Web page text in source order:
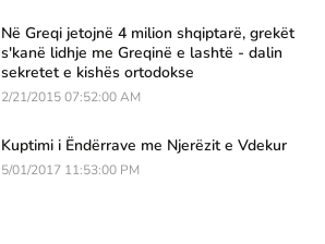
Në Greqi jetojnë 4 milion shqiptarë, grekët
s'kanë lidhje me Greqinë e lashtë - dalin
sekretet e kishës ortodokse
2/21/2015 07:52:00 AM
Kuptimi i Ëndërrave me Njerëzit e Vdekur
5/01/2017 11:53:00 PM